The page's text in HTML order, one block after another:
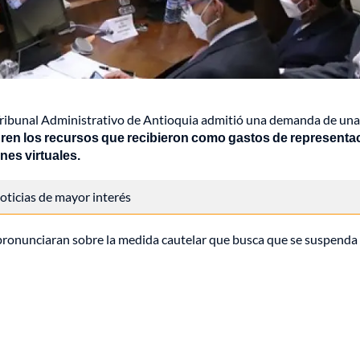
Administrativo de Antioquia admitió una demanda de una
los recursos que recibieron como gastos de
virtuales.
de mayor interés
sobre la medida cautelar que busca que se